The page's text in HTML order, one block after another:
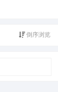
倒序浏览